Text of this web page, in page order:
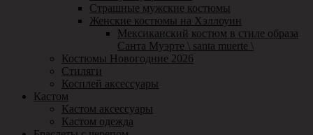
Страшные мужские костюмы
Женские костюмы на Хэллоуин
Мексиканский костюм в стиле образа
Санта Муэрте \ santa muerte \
Костюмы Новогодние 2026
Стиляги
Косплей аксессуары
Кастом
Кастом аксессуары
Кастом одежда